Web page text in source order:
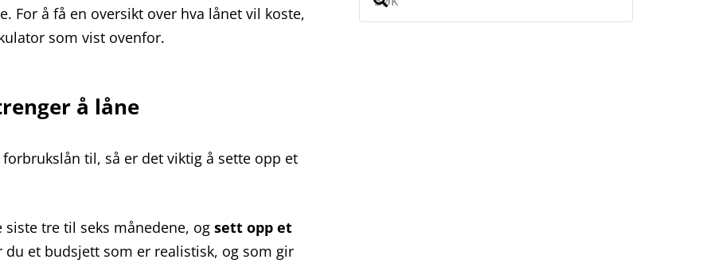
For å få en oversikt over hva lånet vil koste,
som vist ovenfor.
å låne
til, så er det viktig å sette opp et
tre til seks månedene, og sett opp et
du et budsjett som er realistisk, og som gir